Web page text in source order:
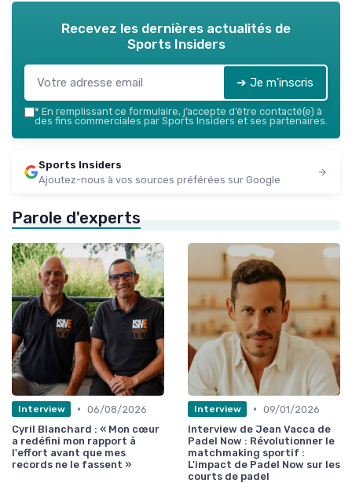
Recevez les dernières actualités de
Sports Insiders
➔ Je m'inscris
* En remplissant ce formulaire, j’accepte d’être contacté(e) à
des fins commerciales par Sports Insiders et ses partenaires.
Sports Insiders
Ajoutez-nous à vos sources préférées sur Google
Parole d'experts
Interview • 06/08/2026
Cyril Blanchard : « Mon cœur
a redéfini mon rapport à
l'effort avant que mes
records ne le fassent »
Interview • 09/01/2026
Interview de Jean Vacca de
Padel Now : Révolutionner le
matchmaking sportif :
L'impact de Padel Now sur les
courts de padel